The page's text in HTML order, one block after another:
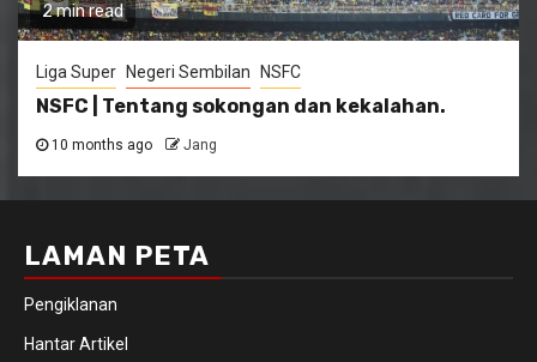
2 min read
Liga Super Negeri Sembilan NSFC
NSFC | Tentang sokongan dan kekalahan.
10 months ago Jang
LAMAN PETA
Pengiklanan
Hantar Artikel